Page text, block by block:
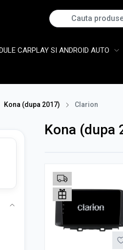
CARPLAY SI ANDROID AUTO
Kona (dupa 2017) Clarion
Kona (dupa